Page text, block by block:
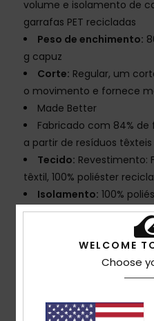
volume e isolamento de
garrafas PET recicladas
Peso de enchimento:
g capuz
Corte: Regular, um
o movimento e fornece
Made Better
Fabricado com 84%
a partir de resíduos
Tecido: Revestimento:
têxtil, 100% poliéster
Isolamento: 100%
Sem PFC:Tratamento
Fitas nas
Tafetá leve
para calor e respirabilidade
Capuz fixo,
Bolsos:Bolso para
WELCOME
Choose